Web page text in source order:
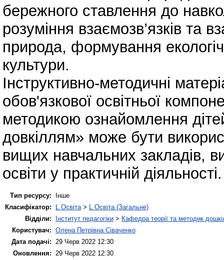
бережного ставлення до
розуміння взаємозв’язків та
природа, формування
культури.
Інструктивно-методичні
обов'язкової освітньої
методикою ознайомлення
довкіллям» може бути
вищих навчальних закладів,
освіти у практичній діяльності.
Тип ресурсу:
Інше
Класифікатор:
L Освіта > L Освіта (Загальне)
Відділи:
Інститут педагогіки > Кафедра теорії та методик
Користувач: Олена Петрівна Сіваченко
Дата подачі:
29 Черв 2022 12:30
Оновлення:
29 Черв 2022 12:30